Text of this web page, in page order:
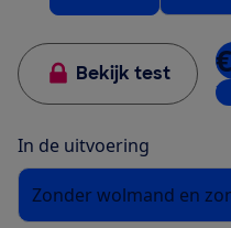
Bekijk test
7
In de uitvoering
Zonder wolmand en